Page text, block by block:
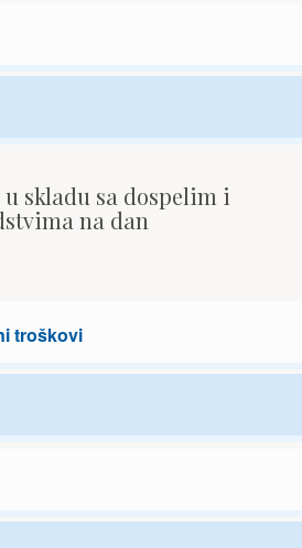
skladu sa dospelim i
na dan
troškovi